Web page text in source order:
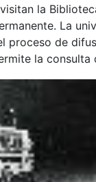
la
La
proceso de
la consulta